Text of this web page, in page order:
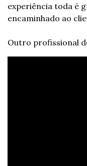
experiência toda é
encaminhado ao
Outro profissional